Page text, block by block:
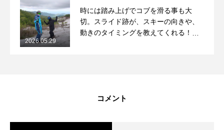
時には踏み上げでコブを滑る事も大
切。スライド跡が、スキーの向きや、
動きのタイミングを教えてくれる！
2026.05.29
コメント